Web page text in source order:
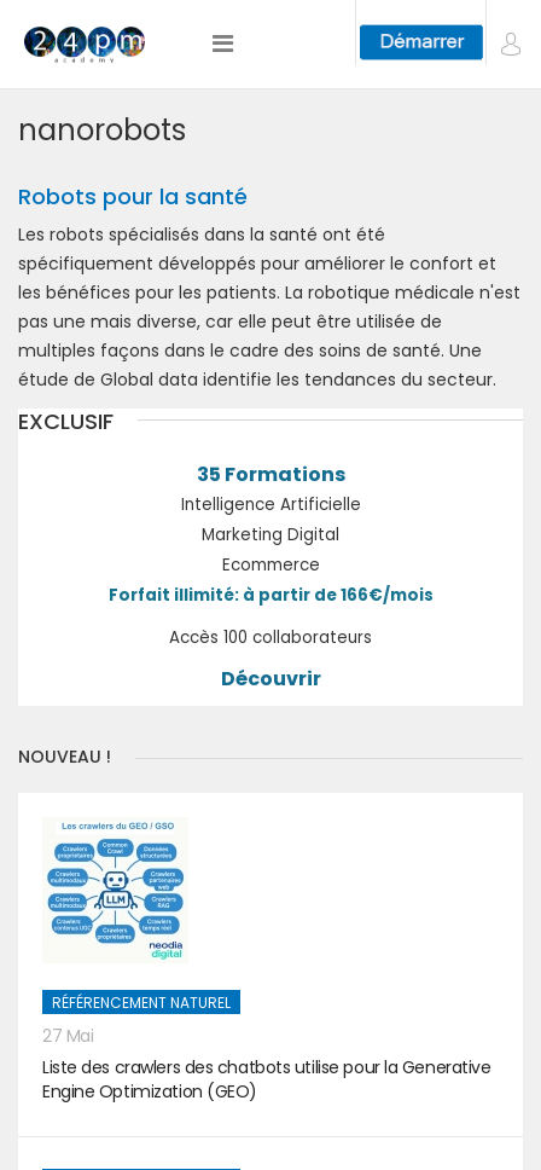
nanorobots
Robots pour la santé
Les robots spécialisés dans la santé ont été
spécifiquement développés pour améliorer le confort et
les bénéfices pour les patients. La robotique médicale n'est
pas une mais diverse, car elle peut être utilisée de
multiples façons dans le cadre des soins de santé. Une
étude de Global data identifie les tendances du secteur.
EXCLUSIF
35 Formations
Intelligence Artificielle
Marketing Digital
Ecommerce
Forfait illimité: à partir de 166€/mois
Accès 100 collaborateurs
Découvrir
NOUVEAU !
RÉFÉRENCEMENT NATUREL
27 Mai
Liste des crawlers des chatbots utilise pour la Generative
Engine Optimization (GEO)